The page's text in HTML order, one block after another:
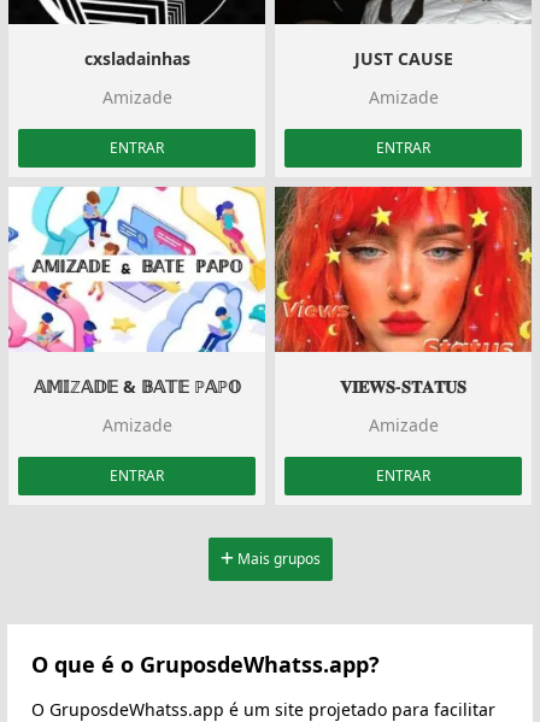
cxsladainhas
Amizade
ENTRAR
JUST CAUSE
Amizade
ENTRAR
𝔸𝕄𝕀ℤ𝔸𝔻𝔼 & 𝔹𝔸𝕋𝔼 ℙ𝔸ℙ𝕆
Amizade
ENTRAR
𝐕𝐈𝐄𝐖𝐒-𝐒𝐓𝐀𝐓𝐔𝐒
Amizade
ENTRAR
Mais grupos
O que é o GruposdeWhatss.app?
O GruposdeWhatss.app é um site projetado para facilitar